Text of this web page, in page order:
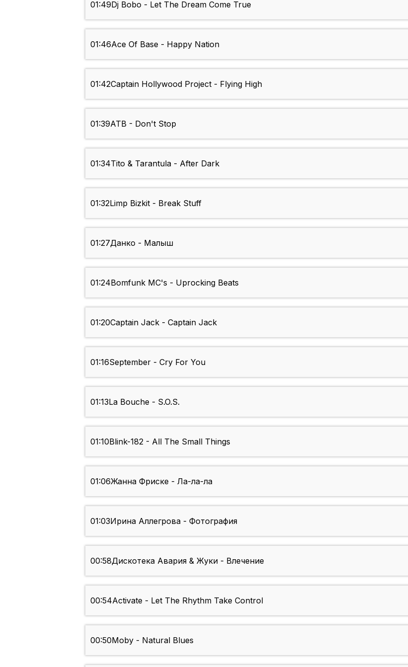
01:49Dj Bobo - Let The Dream Come True
01:46Ace Of Base - Happy Nation
01:42Captain Hollywood Project - Flying High
01:39ATB - Don't Stop
01:34Tito & Tarantula - After Dark
01:32Limp Bizkit - Break Stuff
01:27Данко - Малыш
01:24Bomfunk MC's - Uprocking Beats
01:20Captain Jack - Captain Jack
01:16September - Cry For You
01:13La Bouche - S.O.S.
01:10Blink-182 - All The Small Things
01:06Жанна Фриске - Ла-ла-ла
01:03Ирина Аллегрова - Фотография
00:58Дискотека Авария & Жуки - Влечение
00:54Activate - Let The Rhythm Take Control
00:50Moby - Natural Blues